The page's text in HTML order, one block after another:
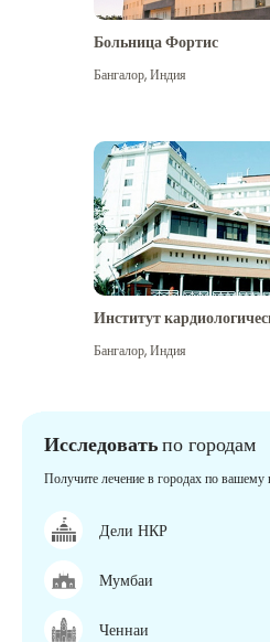
Больница Фортис
Бангалор,Индия
Институт
Бангалор,Индия
Исследоватьпо городам
Получите лечение в городах по
Дели НКР
Мумбаи
Ченнаи